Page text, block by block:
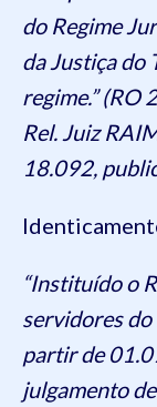
do Regime
da Justiça do
regime.” (RO
Rel. Juiz
18.092,
“Instituído o
servidores
partir de
julgamento